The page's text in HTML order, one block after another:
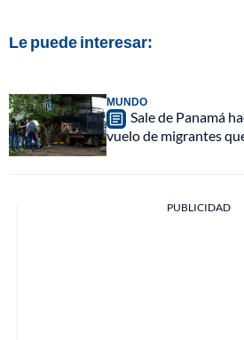
Le puede interesar:
MUNDO
Sale de Panamá
vuelo de migrantes
PUBLICIDAD